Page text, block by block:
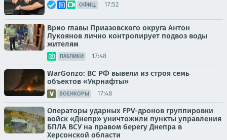
ОФИЦ. 17:52
Врио главы Приазовского округа Антон
Лукоянов лично контролирует подвоз воды
жителям
ПАБЛИКИ 17:48
WarGonzo: ВС РФ вывели из строя семь
объектов «Укрнафты»
ВОЕНКОРЫ 17:48
Операторы ударных FPV-дронов группировки
войск «Днепр» уничтожили пункты управления
БПЛА ВСУ на правом берегу Днепра в
Херсонской области